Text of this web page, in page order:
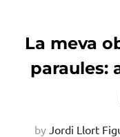
La meva
paraules:
by Jordi Llort